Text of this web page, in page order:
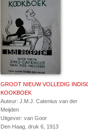
GROOT NIEUW VOLLEDIG
KOOKBOEK
Auteur: J.M.J. Catenius van der
Meijden
Uitgever: van Goor
Den Haag, druk 6, 1913